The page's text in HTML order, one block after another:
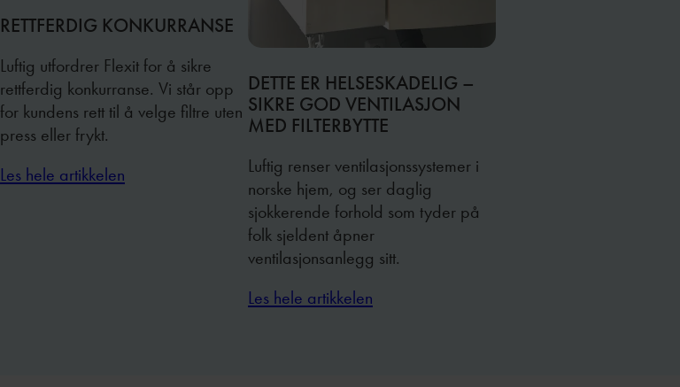
RETTFERDIG KONKURRANSE
Luftig utfordrer Flexit for å sikre
rettferdig konkurranse. Vi står opp
for kundens rett til å velge filtre uten
press eller frykt.
Les hele artikkelen
DETTE ER HELSESKADELIG –
SIKRE GOD VENTILASJON
MED FILTERBYTTE
Luftig renser ventilasjonssystemer i
norske hjem, og ser daglig
sjokkerende forhold som tyder på
folk sjeldent åpner
ventilasjonsanlegg sitt.
Les hele artikkelen